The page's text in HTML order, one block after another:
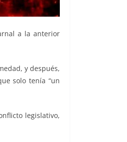
a la anterior
y después,
solo tenía “un
legislativo,